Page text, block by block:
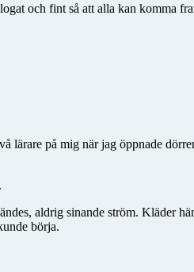
och fint så att alla kan komma
på mig när jag öppnade
aldrig sinande ström. Kläder
börja.